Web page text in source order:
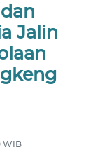
Jalin
WIB